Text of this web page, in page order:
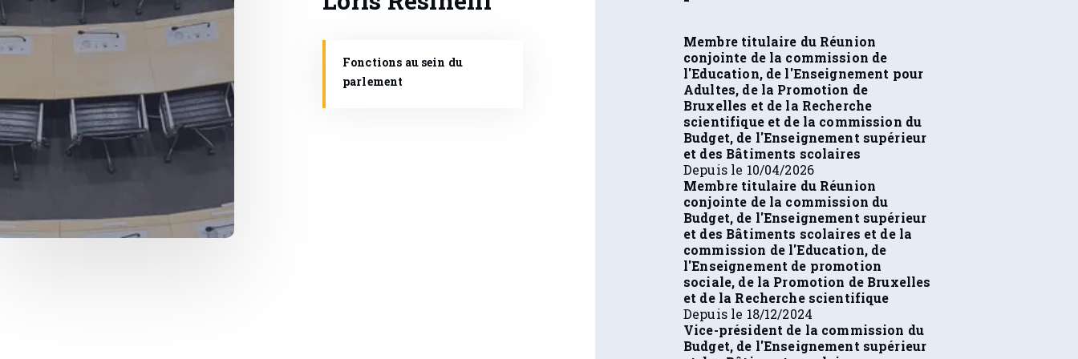
l'Education, de l'Enseignement pour
Adultes, de la Promotion de
Bruxelles et de la Recherche
scientifique et de la commission du
Budget, de l'Enseignement supérieur
et des Bâtiments scolaires
Depuis le 10/04/2026
Membre titulaire du Réunion
conjointe de la commission du
Budget, de l'Enseignement supérieur
et des Bâtiments scolaires et de la
commission de l'Education, de
l'Enseignement de promotion
sociale, de la Promotion de Bruxelles
et de la Recherche scientifique
Depuis le 18/12/2024
Vice-président de la commission du
Budget, de l'Enseignement supérieur
et des Bâtiments scolaires
Depuis le 09/09/2024
Membre titulaire de la commission